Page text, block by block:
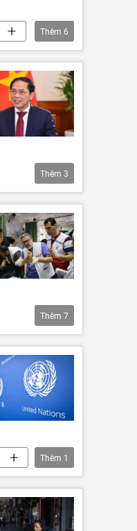
Thêm 6
Thêm 3
Thêm 7
Thêm 1